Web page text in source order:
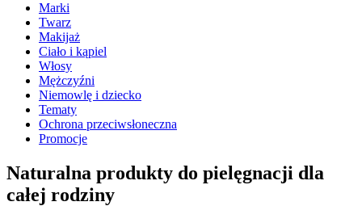
Marki
Twarz
Makijaż
Ciało i kąpiel
Włosy
Mężczyźni
Niemowlę i dziecko
Tematy
Ochrona przeciwsłoneczna
Promocje
Naturalna produkty do pielęgnacji dla
całej rodziny